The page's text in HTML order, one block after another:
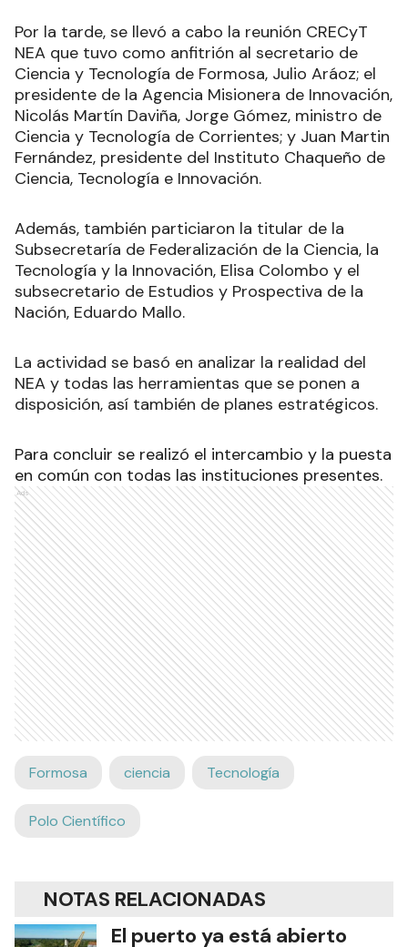
Por la tarde, se llevó a cabo la reunión CRECyT
NEA que tuvo como anfitrión al secretario de
Ciencia y Tecnología de Formosa, Julio Aráoz; el
presidente de la Agencia Misionera de Innovación,
Nicolás Martín Daviña, Jorge Gómez, ministro de
Ciencia y Tecnología de Corrientes; y Juan Martin
Fernández, presidente del Instituto Chaqueño de
Ciencia, Tecnología e Innovación.
Además, también particiaron la titular de la
Subsecretaría de Federalización de la Ciencia, la
Tecnología y la Innovación, Elisa Colombo y el
subsecretario de Estudios y Prospectiva de la
Nación, Eduardo Mallo.
La actividad se basó en analizar la realidad del
NEA y todas las herramientas que se ponen a
disposición, así también de planes estratégicos.
Para concluir se realizó el intercambio y la puesta
en común con todas las instituciones presentes.
Ads
Formosa ciencia Tecnología
Polo Científico
NOTAS RELACIONADAS
El puerto ya está abierto